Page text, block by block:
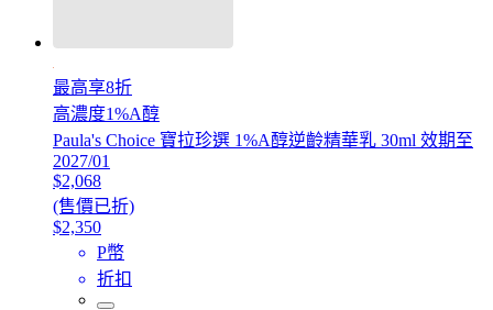
最高享8折
高濃度1%A醇
Paula's Choice 寶拉珍選 1%A醇逆齡精華乳 30ml 效期至
2027/01
$2,068
(售價已折)
$2,350
P幣
折扣